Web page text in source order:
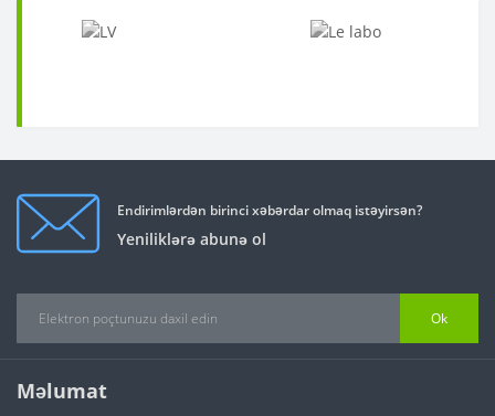
Endirimlərdən birinci xəbərdar olmaq istəyirsən?
Yeniliklərə abunə ol
Ok
Məlumat